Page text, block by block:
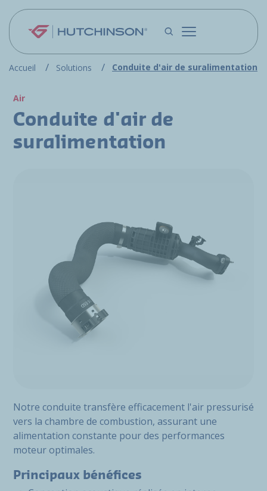
Aller au contenu principal
Accueil Solutions Conduite d'air de suralimentation
Air
Conduite d'air de
suralimentation
Notre conduite transfère efficacement l'air pressurisé
vers la chambre de combustion, assurant une
alimentation constante pour des performances
moteur optimales.
Principaux bénéfices